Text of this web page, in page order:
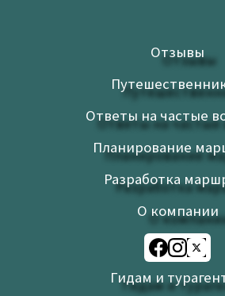
Сохранить моё имя, email и адрес
браузере для последующих моих
Я прочитал и согласен с
Политикой конфиденциальности.
конфиденциальности
Отзывы
Ответы на частые
Планирование
Разработка
О компании
Гидам и